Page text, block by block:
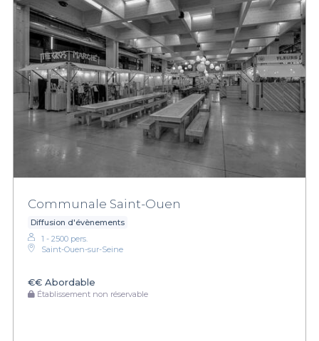
Communale Saint-Ouen
Diffusion d'évènements
1 - 2500 pers.
Saint-Ouen-sur-Seine
€€ Abordable
Établissement non réservable